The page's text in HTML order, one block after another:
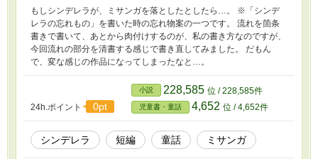
もしシンデレラが、ミサンガを落としたとしたら…。 ※「シンデ
レラの忘れもの」を書いた時の忘れ物案の一つです。 流れを箇条
書きで書いて、あとから肉付けするのが、私の書き方なのですが、
今回流れの部分を清書する感じで書き直してみました。 だもん
で、変な感じの作品になってしまったなと…。
24h.ポイント 0pt
小説 228,585 位 / 228,585件
児童書・童話 4,652 位 / 4,652件
シンデレラ 短編 童話 ミサンガ